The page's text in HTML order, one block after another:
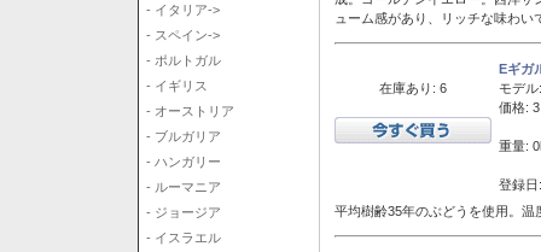
- イタリア->
- スペイン->
- ポルトガル
- イギリス
- オーストリア
- ブルガリア
- ハンガリー
- ルーマニア
- ジョージア
- イスラエル
ューム感があり、リッチな味わい
在庫あり: 6
Eギガ
モデル:
価格:
重量:
登録
平均樹齢35年のぶどうを使用。